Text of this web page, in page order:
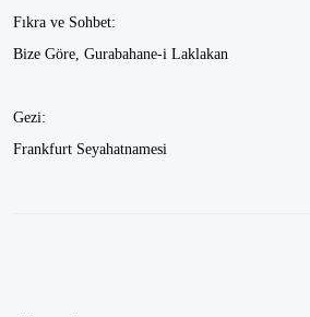
Fıkra ve Sohbet:
Bize Göre, Gurabahane-i Laklakan
Gezi:
Frankfurt Seyahatnamesi